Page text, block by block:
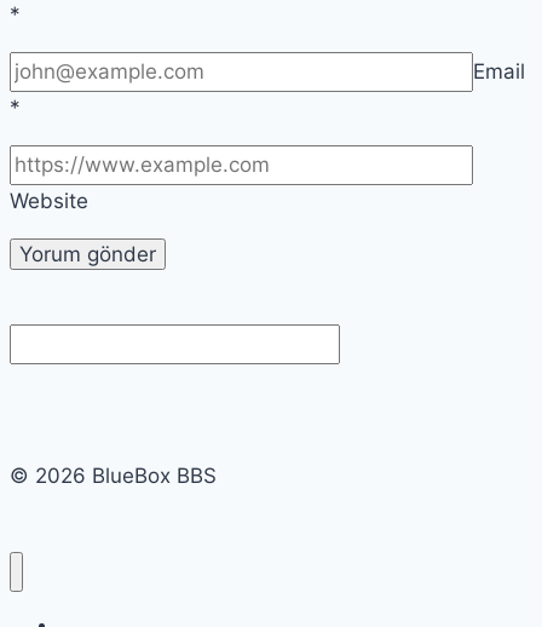
*
Email
*
Website
© 2026 BlueBox BBS